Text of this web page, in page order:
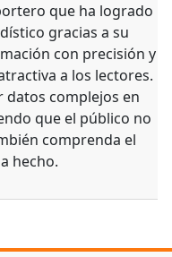
que ha logrado
gracias a su
con precisión y
a los lectores.
datos complejos en
que el público no
comprenda el
hecho.